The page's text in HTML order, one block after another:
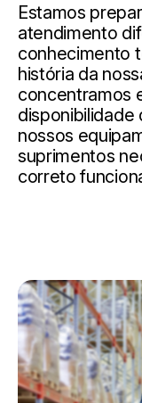
Estamos
atendimento
conhecimento
história da
concentramos
disponibilidade
nossos
suprimentos
correto